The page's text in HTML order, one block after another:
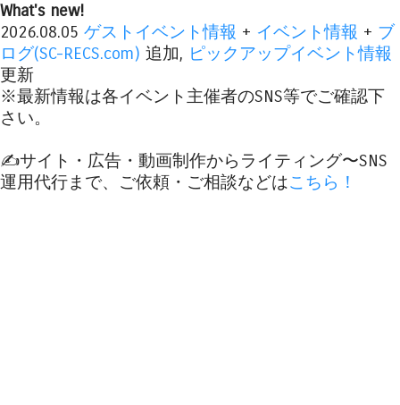
What's new!
2026.08.05 ゲストイベント情報 + イベント情報 + ブ
ログ(SC-RECS.com) 追加, ピックアップイベント情報
更新
※最新情報は各イベント主催者のSNS等でご確認下
さい。
✍️サイト・広告・動画制作からライティング〜SNS
運用代行まで、ご依頼・ご相談などはこちら！